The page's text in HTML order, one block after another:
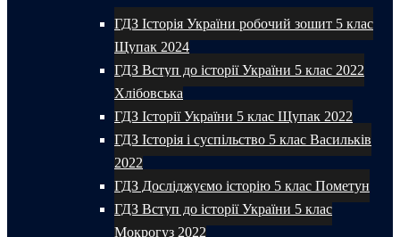
ГДЗ Історія України робочий зошит 5 клас
Щупак 2024
ГДЗ Вступ до історії України 5 клас 2022
Хлібовська
ГДЗ Історії України 5 клас Щупак 2022
ГДЗ Історія і суспільство 5 клас Васильків
2022
ГДЗ Досліджуємо історію 5 клас Пометун
ГДЗ Вступ до історії України 5 клас
Мокрогуз 2022